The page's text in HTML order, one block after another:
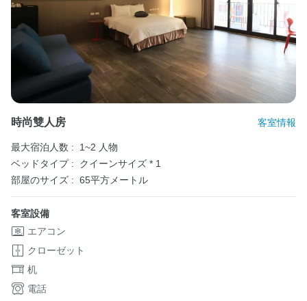
時尚雙人房 客室情報
最大宿泊人数 :
1~2 人物
ベッドタイプ :
クイーンサイズ * 1
部屋のサイズ : 65平方メートル
客室設備
エアコン
クローゼット
机
電話